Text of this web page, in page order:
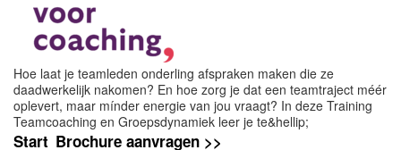
Hoe laat je teamleden onderling afspraken maken die ze
daadwerkelijk nakomen? En hoe zorg je dat een teamtraject méér
oplevert, maar mínder energie van jou vraagt? In deze Training
Teamcoaching en Groepsdynamiek leer je te&hellip;
Start Brochure aanvragen >>